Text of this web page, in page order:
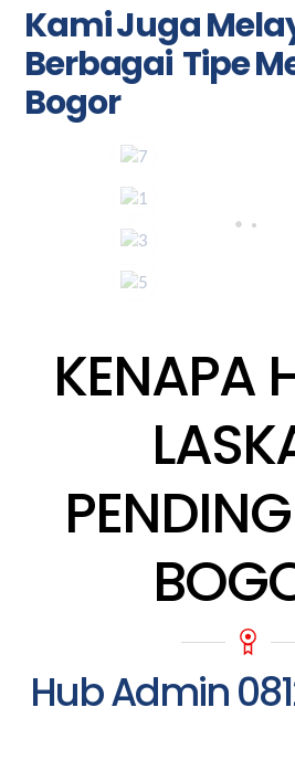
Kami Juga
Berbagai Tipe
Bogor
KENAPA
Hub Admin